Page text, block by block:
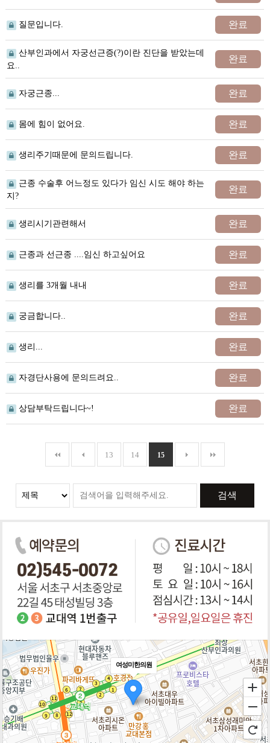
질문입니다. 완료
산부인과에서 자궁선근증(?)이란 진단을 받았는데
요..
완료
자궁근종... 완료
몸에 힘이 없어요. 완료
생리주기때문에 문의드립니다. 완료
근종 수술후 어느정도 있다가 임신 시도 해야 하는
지?
완료
생리시기관련해서 완료
근종과 선근종 ....임신 하고싶어요 완료
생리를 3개월 내내 완료
궁금합니다.. 완료
생리... 완료
자경단사용에 문의드려요.. 완료
상담부탁드립니다~! 완료
13 14 15
검색
여성미한의원